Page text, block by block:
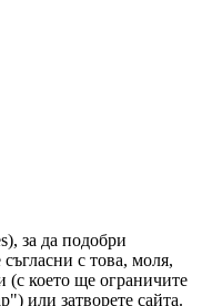
за да подобри
с това, моля,
(с което ще ограничите
или затворете сайта.